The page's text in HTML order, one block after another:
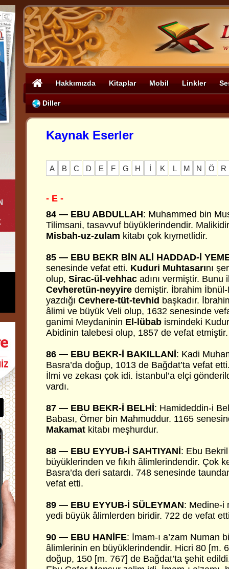
Hakkımızda Kitaplar Mobil Linkler
Diller
Kaynak Eserler
A B C D E F G H İ K L M N Ö R
- E -
84 — EBU ABDULLAH: Muhammed bin
Tilimsani, tasavvuf büyüklerindendir.
Misbah-uz-zulam kitabı çok kıymetlidir.
85 — EBU BEKR BİN ALİ HADDAD-İ
senesinde vefat etti. Kuduri Muhtasarını
olup, Sirac-ül-vehhac adını vermiştir. Bunu
Cevheretün-neyyire demiştir. İbrahim
yazdığı Cevhere-tüt-tevhid başkadır.
âlimi ve büyük Veli olup, 1632 senesinde
ganimi Meydaninin El-lübab ismindeki
Abidinin talebesi olup, 1857 de vefat etmiştir.
86 — EBU BEKR-İ BAKILLANİ: Kadi
Basra’da doğup, 1013 de Bağdat’ta vefat
İlmi ve zekası çok idi. İstanbul’a elçi
vardı.
87 — EBU BEKR-İ BELHİ: Hamideddin-i
Babası, Ömer bin Mahmuddur. 1165
Makamat kitabı meşhurdur.
88 — EBU EYYUB-İ SAHTIYANİ: Ebu
büyüklerinden ve fıkıh âlimlerindendir. Çok
Basra’da deri satardı. 748 senesinde
vefat etti.
89 — EBU EYYUB-İ SÜLEYMAN: Medine-i
yedi büyük âlimlerden biridir. 722 de vefat
90 — EBU HANİFE: İmam-ı a’zam Numan
âlimlerinin en büyüklerindendir. Hicri 80 [m.
doğup, 150 [m. 767] de Bağdat’ta şehit